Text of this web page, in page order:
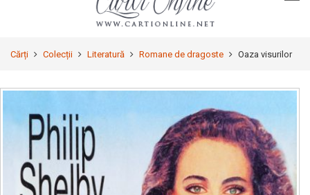
Cărți Colecții Literatură Romane de dragoste Oaza visurilor